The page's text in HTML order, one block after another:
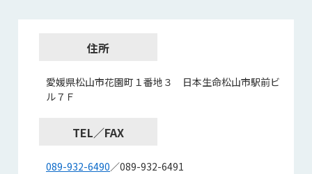
住所
愛媛県松山市花園町１番地３ 日本生命松山市駅前ビ
ル７Ｆ
TEL／FAX
089-932-6490／089-932-6491